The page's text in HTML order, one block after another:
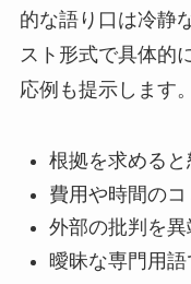
的な語り口は冷静
スト形式で具体的
応例も提示します。
根拠を求める
費用や時間の
外部の批判を
曖昧な専門用